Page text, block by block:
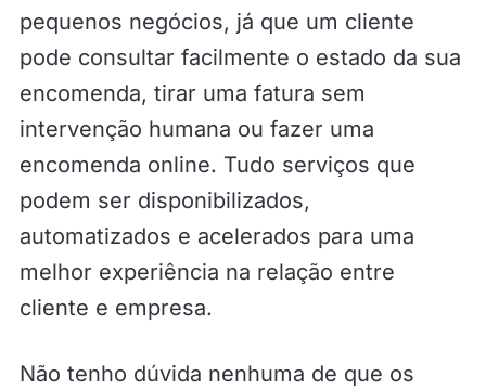
pequenos negócios, já que um cliente
pode consultar facilmente o estado da sua
encomenda, tirar uma fatura sem
intervenção humana ou fazer uma
encomenda online. Tudo serviços que
podem ser disponibilizados,
automatizados e acelerados para uma
melhor experiência na relação entre
cliente e empresa.
Não tenho dúvida nenhuma de que os